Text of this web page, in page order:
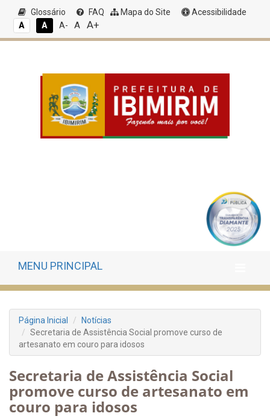
Glossário FAQ Mapa do Site
Acessibilidade
A
A A- A A+
MENU PRINCIPAL
Página Inicial
Notícias
Secretaria de Assistência Social promove curso de
artesanato em couro para idosos
Secretaria de Assistência Social
promove curso de artesanato em
couro para idosos